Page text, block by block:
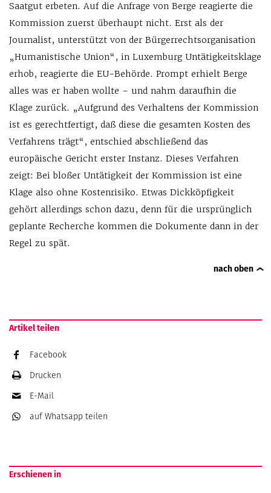
Saatgut erbeten. Auf die Anfrage von Berge reagierte die
Kommission zuerst überhaupt nicht. Erst als der
Journalist, unterstützt von der Bürgerrechtsorganisation
„Humanistische Union“, in Luxemburg Untätigkeitsklage
erhob, reagierte die EU-Behörde. Prompt erhielt Berge
alles was er haben wollte – und nahm daraufhin die
Klage zurück. „Aufgrund des Verhaltens der Kommission
ist es gerechtfertigt, daß diese die gesamten Kosten des
Verfahrens trägt“, entschied abschließend das
europäische Gericht erster Instanz. Dieses Verfahren
zeigt: Bei bloßer Untätigkeit der Kommission ist eine
Klage also ohne Kostenrisiko. Etwas Dickköpfigkeit
gehört allerdings schon dazu, denn für die ursprünglich
geplante Recherche kommen die Dokumente dann in der
Regel zu spät.
nach oben
Artikel teilen
Facebook
Drucken
E-Mail
auf Whatsapp teilen
Erschienen in